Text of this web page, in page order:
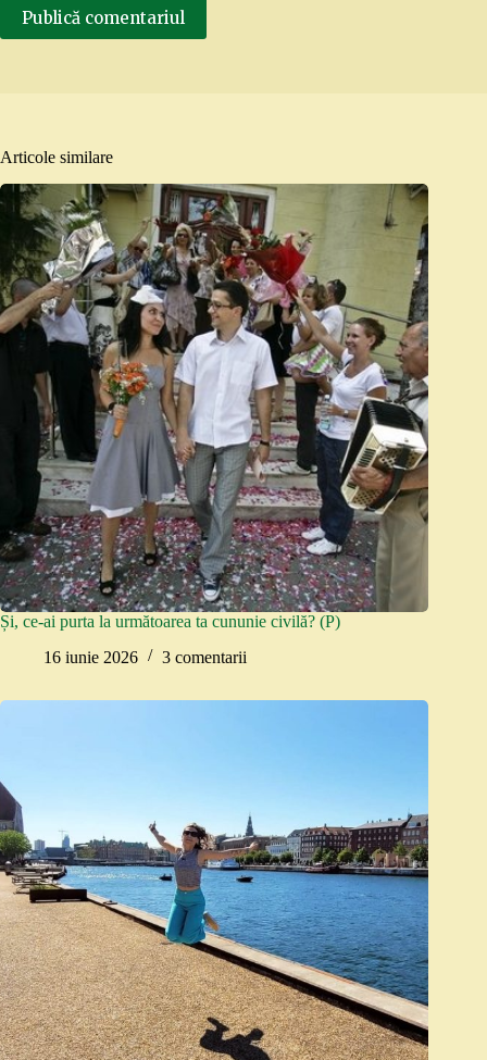
Publică comentariul
Articole similare
Și, ce-ai purta la următoarea ta cununie civilă? (P)
16 iunie 2026
3 comentarii